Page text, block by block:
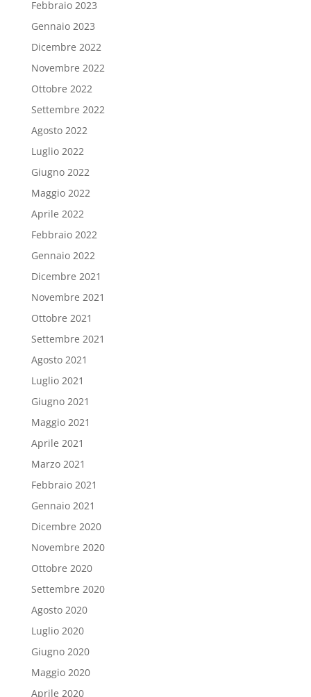
Febbraio 2023
Gennaio 2023
Dicembre 2022
Novembre 2022
Ottobre 2022
Settembre 2022
Agosto 2022
Luglio 2022
Giugno 2022
Maggio 2022
Aprile 2022
Febbraio 2022
Gennaio 2022
Dicembre 2021
Novembre 2021
Ottobre 2021
Settembre 2021
Agosto 2021
Luglio 2021
Giugno 2021
Maggio 2021
Aprile 2021
Marzo 2021
Febbraio 2021
Gennaio 2021
Dicembre 2020
Novembre 2020
Ottobre 2020
Settembre 2020
Agosto 2020
Luglio 2020
Giugno 2020
Maggio 2020
Aprile 2020